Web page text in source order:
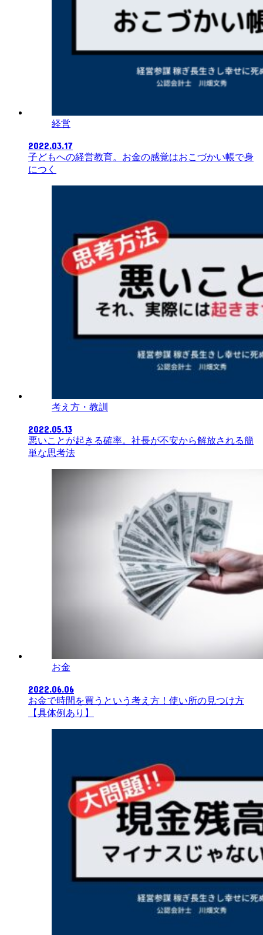
経営
2022.03.17
子どもへの経営教育。お金の感覚はおこづかい帳で身
につく
考え方・教訓
2022.05.13
悪いことが起きる確率。社長が不安から解放される簡
単な思考法
お金
2022.06.06
お金で時間を買うという考え方！使い所の見つけ方
【具体例あり】